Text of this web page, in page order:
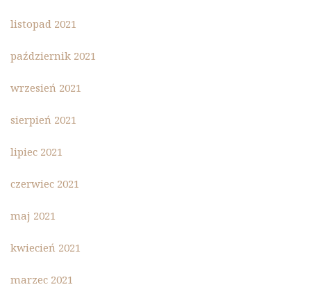
listopad 2021
październik 2021
wrzesień 2021
sierpień 2021
lipiec 2021
czerwiec 2021
maj 2021
kwiecień 2021
marzec 2021